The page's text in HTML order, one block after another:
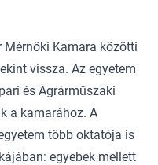
Mérnöki Kamara közötti
vissza. Az egyetem
és Agrárműszaki
a kamarához. A
több oktatója is
egyebek mellett